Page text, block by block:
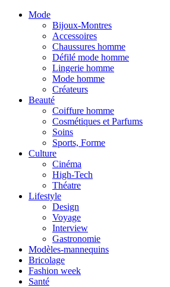
Mode
Bijoux-Montres
Accessoires
Chaussures homme
Défilé mode homme
Lingerie homme
Mode homme
Créateurs
Beauté
Coiffure homme
Cosmétiques et Parfums
Soins
Sports, Forme
Culture
Cinéma
High-Tech
Théatre
Lifestyle
Design
Voyage
Interview
Gastronomie
Modèles-mannequins
Bricolage
Fashion week
Santé